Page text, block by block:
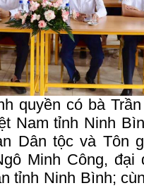
quyền có bà
Nam tỉnh Ninh
Dân tộc và Tôn
Minh Công, đại
tỉnh Ninh Bình;